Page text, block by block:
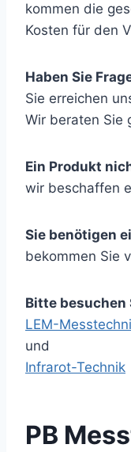
kommen die
Kosten für den
Haben Sie
Sie erreichen
Wir beraten Sie
Ein Produkt
wir beschaffen
Sie benötigen
bekommen Sie
Bitte besuchen
LEM-
und
Infrarot-Technik
PB